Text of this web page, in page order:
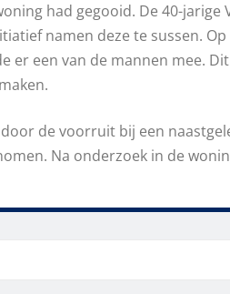
had gegooid. De 40-jarige
namen deze te sussen.
er een van de mannen mee.
de voorruit bij een
Na onderzoek in de